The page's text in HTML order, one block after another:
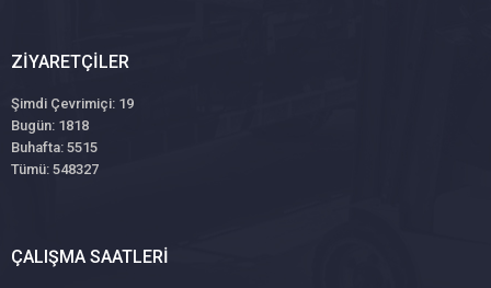
ZIYARETÇILER
Şimdi Çevrimiçi: 19
Bugün: 1818
Buhafta: 5515
Tümü: 548327
ÇALIŞMA SAATLERI